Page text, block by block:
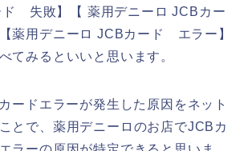
ド 失敗】【 薬用デニーロ JCBカー
薬用デニーロ JCBカード エラー】
てみるといいと思います。
ードエラーが発生した原因をネット
とで、薬用デニーロのお店でJCBカ